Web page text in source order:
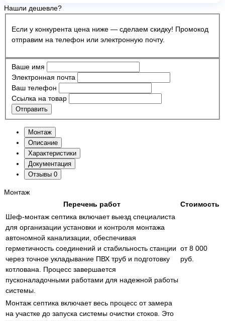
Нашли дешевле?
Если у конкурента цена ниже — сделаем скидку! Промокод
отправим на телефон или электронную почту.
Ваше имя
Электронная почта
Ваш телефон
Ссылка на товар
Отправить
Монтаж
Описание
Характеристики
Документация
Отзывы 0
Монтаж
Перечень работ
Стоимость
Шеф-монтаж септика включает выезд специалиста
для организации установки и контроля монтажа
автономной канализации, обеспечивая
герметичность соединений и стабильность станции
через точное укладывание ПВХ труб и подготовку
котлована. Процесс завершается
пусконаладочными работами для надежной работы
системы.
от 8 000
руб.
Монтаж септика включает весь процесс от замера
на участке до запуска системы очистки стоков. Это